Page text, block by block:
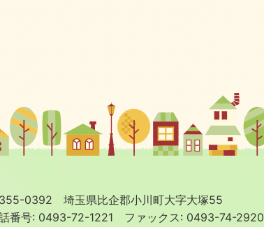
0392 埼玉県比企郡小川町大字大塚55
番号: 0493-72-1221 ファックス: 0493-74-2920